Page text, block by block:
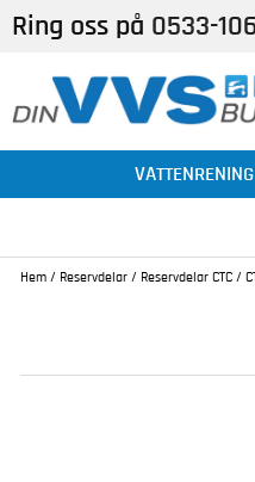
Ring oss på 0533-
VATTENRENING
Hem / Reservdelar / Reservdelar CTC /